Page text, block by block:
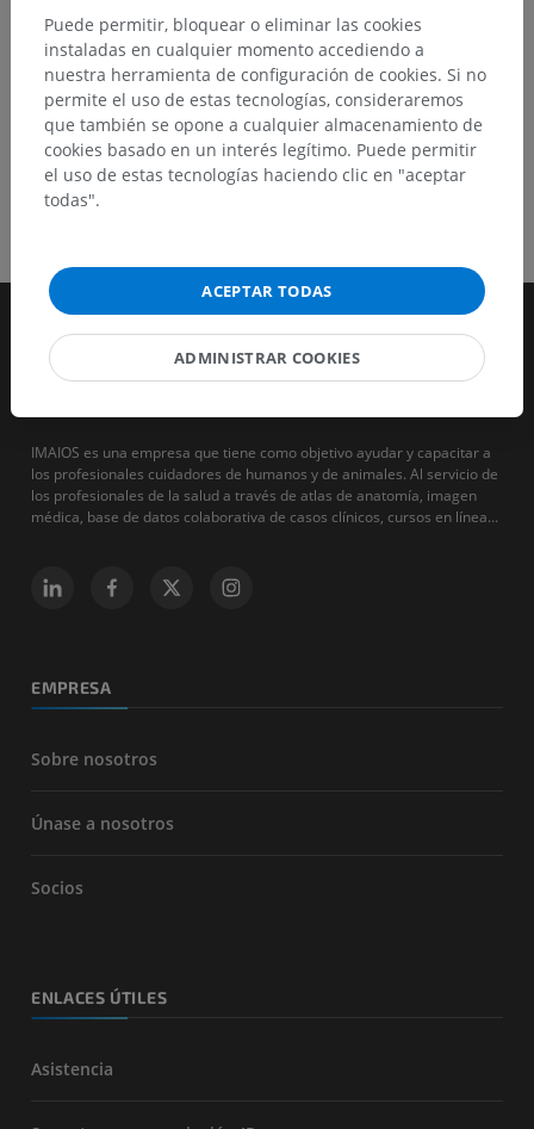
IMAIOS es una empresa que tiene como objetivo ayudar y capacitar a
los profesionales cuidadores de humanos y de animales. Al servicio de
los profesionales de la salud a través de atlas de anatomía, imagen
médica, base de datos colaborativa de casos clínicos, cursos en línea...
EMPRESA
Sobre nosotros
Únase a nosotros
Socios
ENLACES ÚTILES
Asistencia
Puede permitir, bloquear o eliminar las cookies
instaladas en cualquier momento accediendo a
nuestra herramienta de configuración de cookies. Si no
permite el uso de estas tecnologías, consideraremos
que también se opone a cualquier almacenamiento de
cookies basado en un interés legítimo. Puede permitir
el uso de estas tecnologías haciendo clic en "aceptar
todas".
ACEPTAR TODAS
ADMINISTRAR COOKIES